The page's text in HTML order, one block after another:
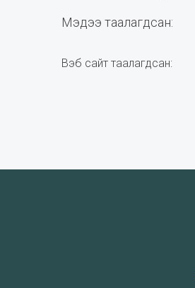
Мэдээ таалагдсан:
Вэб сайт таалагдсан: